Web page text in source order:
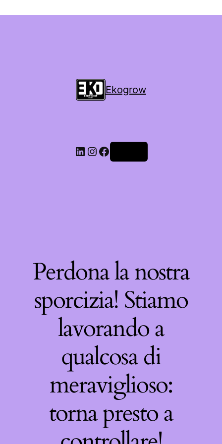
Ekogrow
Perdona la nostra
sporcizia! Stiamo
lavorando a
qualcosa di
meraviglioso:
torna presto a